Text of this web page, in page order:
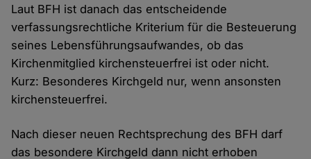
Laut BFH ist danach das entscheidende
verfassungsrechtliche Kriterium für die Besteuerung
seines Lebensführungsaufwandes, ob das
Kirchenmitglied kirchensteuerfrei ist oder nicht.
Kurz: Besonderes Kirchgeld nur, wenn ansonsten
kirchensteuerfrei.
Nach dieser neuen Rechtsprechung des BFH darf
das besondere Kirchgeld dann nicht erhoben